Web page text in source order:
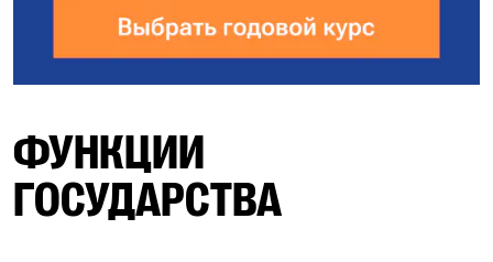
ФУНКЦИИ
ГОСУДАРСТВА